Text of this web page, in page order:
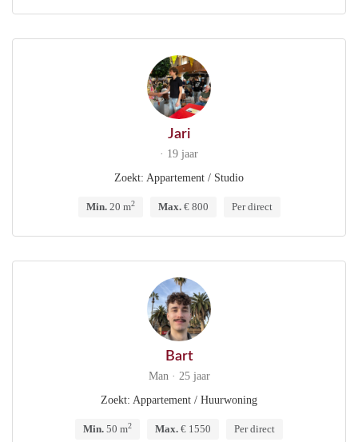
Jari
· 19 jaar
Zoekt: Appartement / Studio
Min.20 m2 Max.€ 800 Per direct
Bart
Man · 25 jaar
Zoekt: Appartement / Huurwoning
Min. 50 m2 Max. € 1550 Per direct